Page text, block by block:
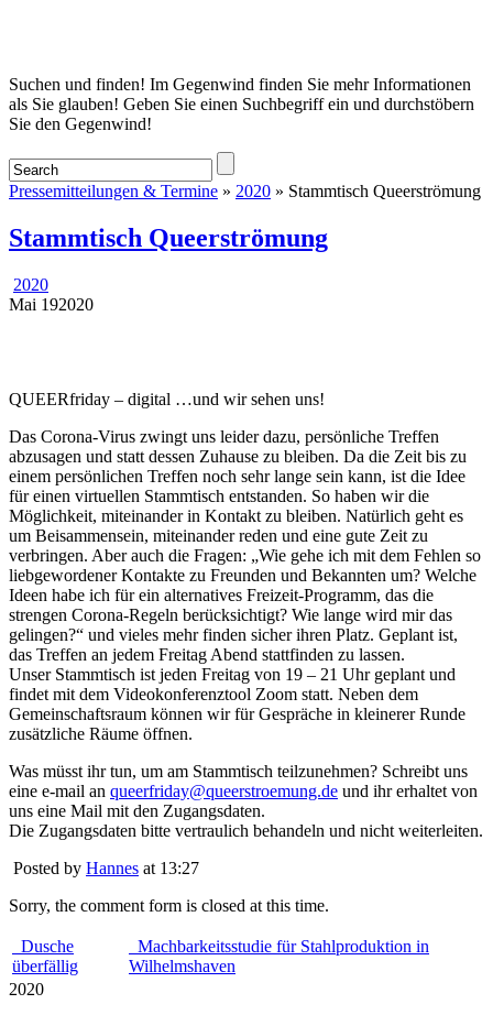
Startseite
Suchen und finden! Im Gegenwind finden Sie mehr Informationen
als Sie glauben! Geben Sie einen Suchbegriff ein und durchstöbern
Sie den Gegenwind!
Pressemitteilungen & Termine » 2020 » Stammtisch Queerströmung
Stammtisch Queerströmung
2020
Mai 192020
QUEERfriday – digital …und wir sehen uns!
Das Corona-Virus zwingt uns leider dazu, persönliche Treffen
abzusagen und statt dessen Zuhause zu bleiben. Da die Zeit bis zu
einem persönlichen Treffen noch sehr lange sein kann, ist die Idee
für einen virtuellen Stammtisch entstanden. So haben wir die
Möglichkeit, miteinander in Kontakt zu bleiben. Natürlich geht es
um Beisammensein, miteinander reden und eine gute Zeit zu
verbringen. Aber auch die Fragen: „Wie gehe ich mit dem Fehlen so
liebgewordener Kontakte zu Freunden und Bekannten um? Welche
Ideen habe ich für ein alternatives Freizeit-Programm, das die
strengen Corona-Regeln berücksichtigt? Wie lange wird mir das
gelingen?“ und vieles mehr finden sicher ihren Platz. Geplant ist,
das Treffen an jedem Freitag Abend stattfinden zu lassen.
Unser Stammtisch ist jeden Freitag von 19 – 21 Uhr geplant und
findet mit dem Videokonferenztool Zoom statt. Neben dem
Gemeinschaftsraum können wir für Gespräche in kleinerer Runde
zusätzliche Räume öffnen.
Was müsst ihr tun, um am Stammtisch teilzunehmen? Schreibt uns
eine e-mail an queerfriday@queerstroemung.de und ihr erhaltet von
uns eine Mail mit den Zugangsdaten.
Die Zugangsdaten bitte vertraulich behandeln und nicht weiterleiten.
Posted by Hannes at 13:27
Sorry, the comment form is closed at this time.
Dusche
überfällig
Machbarkeitsstudie für Stahlproduktion in
Wilhelmshaven
2020